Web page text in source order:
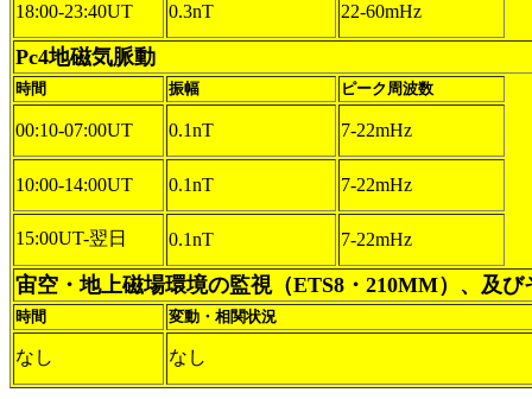
18:00-23:40UT 0.3nT 22-60mHz
Pc4地磁気脈動
時間 振幅 ピーク周波数
00:10-07:00UT 0.1nT 7-22mHz
10:00-14:00UT 0.1nT 7-22mHz
15:00UT-翌日 0.1nT 7-22mHz
宙空・地上磁場環境の監視（ETS8・210MM）、及び
時間 変動・相関状況
なし なし